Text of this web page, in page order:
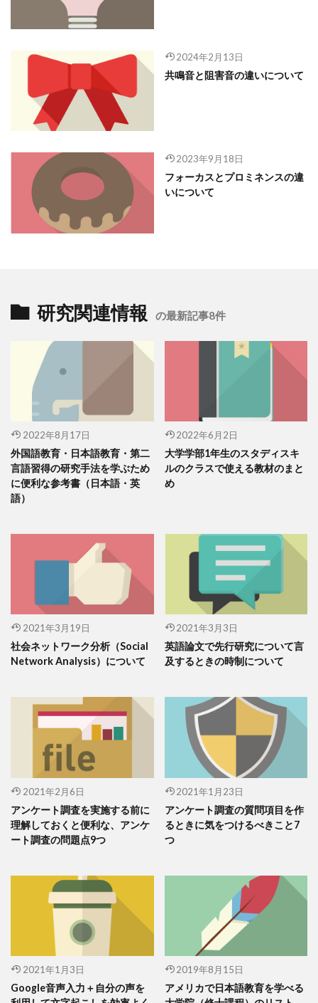
2024年2月13日
共鳴音と阻害音の違いについて
2023年9月18日
フォーカスとプロミネンスの違
いについて
研究関連情報 の最新記事8件
2022年8月17日
外国語教育・日本語教育・第二
言語習得の研究手法を学ぶため
に便利な参考書（日本語・英
語）
2022年6月2日
大学学部1年生のスタディスキ
ルのクラスで使える教材のまと
め
2021年3月19日
社会ネットワーク分析（Social
Network Analysis）について
2021年3月3日
英語論文で先行研究について言
及するときの時制について
2021年2月6日
アンケート調査を実施する前に
理解しておくと便利な、アンケ
ート調査の問題点9つ
2021年1月23日
アンケート調査の質問項目を作
るときに気をつけるべきこと7
つ
2021年1月3日
Google音声入力＋自分の声を
2019年8月15日
アメリカで日本語教育を学べる